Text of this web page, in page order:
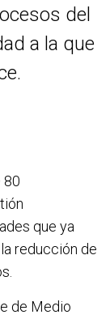
del
a la que
80
que ya
reducción de
de Medio